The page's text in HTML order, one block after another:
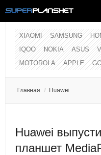
XIAOMI SAMSUNG
IQOO
NOKIA ASUS
MOTOROLA
APPLE
Главная / Huawei
Huawei
планшет